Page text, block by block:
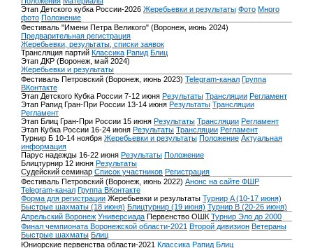
Этап Детского кубка России-2026 Жеребьевки и результаты Фото Много
фото Положение
Фестиваль "Имени Петра Великого" (Воронеж, июнь 2024)
Предварительная регистрация
Жеребьевки, результаты, списки заявок
Трансляция партий Классика Рапид Блиц
Этап ДКР (Воронеж, май 2024)
Жеребьевки и результаты
Фестиваль Петровский (Воронеж, июнь 2023) Telegram-канал Группа
ВКонтакте
Этап Детского Кубка России 7-12 июня Результаты Трансляции Регламент
Этап Рапид Гран-При России 13-14 июня Результаты Трансляции
Регламент
Этап Блиц Гран-При России 15 июня Результаты Трансляции Регламент
Этап Кубка России 16-24 июня Результаты Трансляции Регламент
Турнир Б 10-14 ноября Жеребьевки и результаты Положение Актуальная
информация
Парус надежды 16-22 июня Результаты Положение
Блицтурнир 12 июня Результаты
Судейский семинар Список участников Регистрация
Фестиваль Петровский (Воронеж, июнь 2022) Анонс на сайте ФШР
Telegram-канал Группа ВКонтакте
Форма для регистрации Жеребьевки и результаты Турнир A (10-17 июня)
Быстрые шахматы (18 июня) Блицтурнир (19 июня) Турнир B (20-26 июня)
Апрельский Воронеж Универсиада Первенство ОШК Турнир Эло до 2000
Финал чемпионата Воронежской области-2021 Второй дивизион Ветераны
Быстрые шахматы Блиц
Юниорские первенства области-2021 Классика Рапид Блиц